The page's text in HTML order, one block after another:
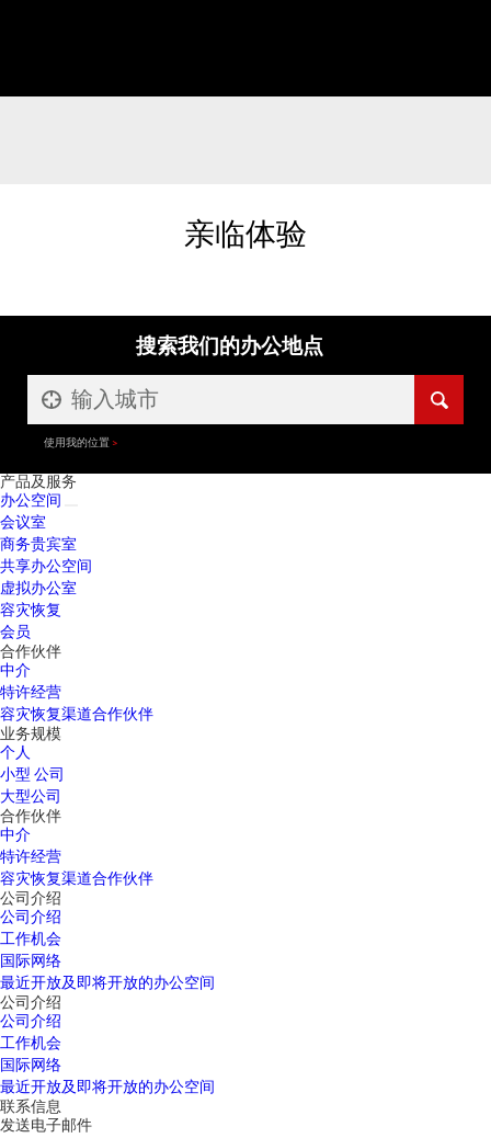
亲临体验
搜索我们的办公地点
使用我的位置
产品及服务
办公空间
会议室
商务贵宾室
共享办公空间
虚拟办公室
容灾恢复
会员
合作伙伴
中介
特许经营
容灾恢复渠道合作伙伴
业务规模
个人
小型 公司
大型公司
合作伙伴
中介
特许经营
容灾恢复渠道合作伙伴
公司介绍
公司介绍
工作机会
国际网络
最近开放及即将开放的办公空间
公司介绍
公司介绍
工作机会
国际网络
最近开放及即将开放的办公空间
联系信息
发送电子邮件